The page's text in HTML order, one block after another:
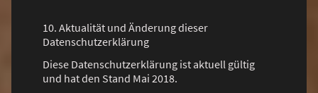
10. Aktualität und Änderung dieser
Datenschutzerklärung
Diese Datenschutzerklärung ist aktuell gültig
und hat den Stand Mai 2018.